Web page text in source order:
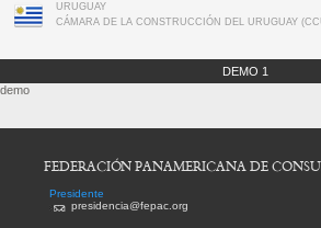
URUGUAY
CÁMARA DE LA CONSTRUCCIÓN DEL URUGUAY
DEMO 1
demo
FEDERACIÓN PANAMERICANA DE
Presidente
presidencia@fepac.org